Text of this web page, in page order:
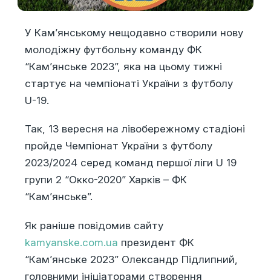
У Кам’янському нещодавно створили нову
молодіжну футбольну команду ФК
“Кам’янське 2023”, яка на цьому тижні
стартує на чемпіонаті України з футболу
U-19.
Так, 13 вересня на лівобережному стадіоні
пройде Чемпіонат України з футболу
2023/2024 серед команд першої ліги U 19
групи 2 “Окко-2020” Харків – ФК
“Кам’янське”.
Як раніше повідомив сайту
kamyanske.com.ua президент ФК
“Кам’янське 2023” Олександр Підлипний,
головними ініціаторами створення